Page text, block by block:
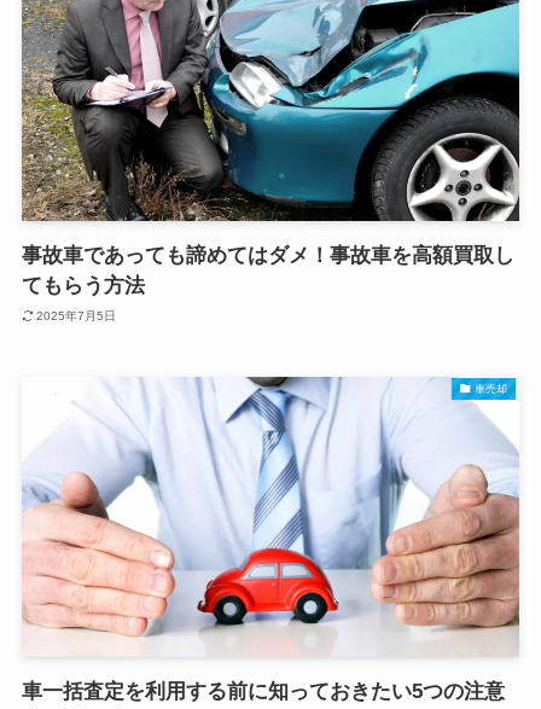
事故車であっても諦めてはダメ！事故車を高額買取し
てもらう方法
2025年7月5日
車売却
車一括査定を利用する前に知っておきたい5つの注意